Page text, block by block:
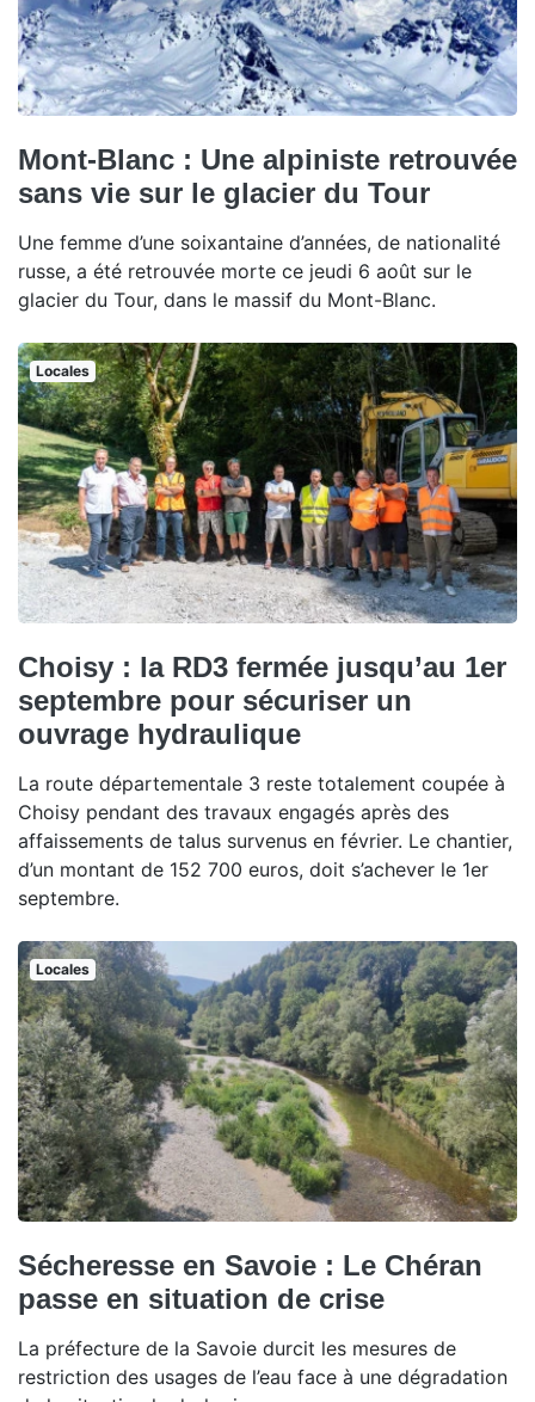
Mont-Blanc : Une alpiniste retrouvée
sans vie sur le glacier du Tour
Une femme d’une soixantaine d’années, de nationalité
russe, a été retrouvée morte ce jeudi 6 août sur le
glacier du Tour, dans le massif du Mont-Blanc.
Locales
Choisy : la RD3 fermée jusqu’au 1er
septembre pour sécuriser un
ouvrage hydraulique
La route départementale 3 reste totalement coupée à
Choisy pendant des travaux engagés après des
affaissements de talus survenus en février. Le chantier,
d’un montant de 152 700 euros, doit s’achever le 1er
septembre.
Locales
Sécheresse en Savoie : Le Chéran
passe en situation de crise
La préfecture de la Savoie durcit les mesures de
restriction des usages de l’eau face à une dégradation